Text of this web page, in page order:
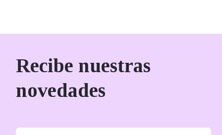
Recibe nuestras
novedades